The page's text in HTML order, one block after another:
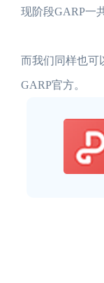
现阶段GARP一
而我们同样也可
GARP官方。